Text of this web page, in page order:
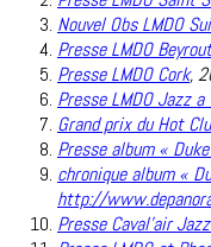
Nouvel Obs LMDO
Presse LMDO
Presse LMDO Cork,
Presse LMDO Jazz a
Grand prix du Hot
Presse album «
chronique album «
http://
Presse Caval’air